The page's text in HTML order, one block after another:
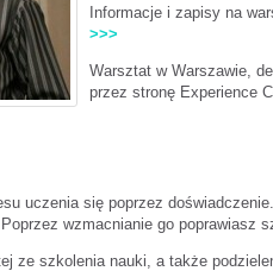
Informacje i zapisy na
>>>
Warsztat w Warszawie,
przez stronę Experience
uczenia się poprzez
wzmacnianie go poprawiasz
ze szkolenia nauki, a także